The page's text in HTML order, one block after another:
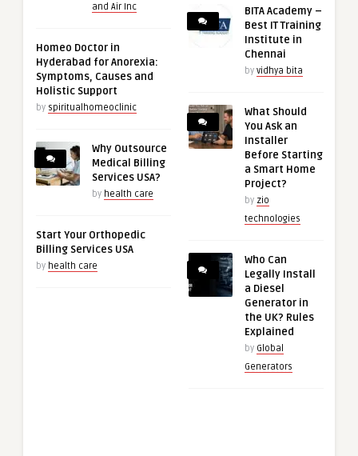
and Air Inc
Homeo Doctor in
Hyderabad for Anorexia:
Symptoms, Causes and
Holistic Support
by spiritualhomeoclinic
Why Outsource
Medical Billing
Services USA?
by health care
Start Your Orthopedic
Billing Services USA
by health care
BITA Academy –
Best IT Training
Institute in
Chennai
by vidhya bita
What Should
You Ask an
Installer
Before Starting
a Smart Home
Project?
by zio
technologies
Who Can
Legally Install
a Diesel
Generator in
the UK? Rules
Explained
by Global
Generators